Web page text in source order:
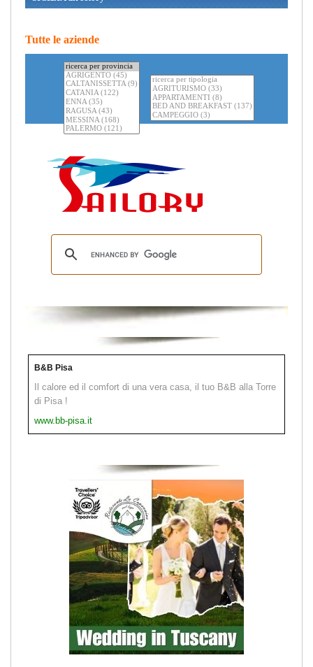
Tutte le aziende
B&B Pisa
Il calore ed il comfort di una vera casa, il tuo B&B alla Torre
di Pisa !
www.bb-pisa.it